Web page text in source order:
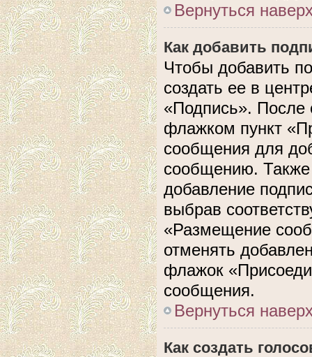
Вернуться
Как добавить
Чтобы добавить
создать ее в
«Подпись». После
флажком пункт
сообщения для
сообщению. Также
добавление
выбрав
«Размещение
отменять
флажок
сообщения.
Вернуться
Как создать